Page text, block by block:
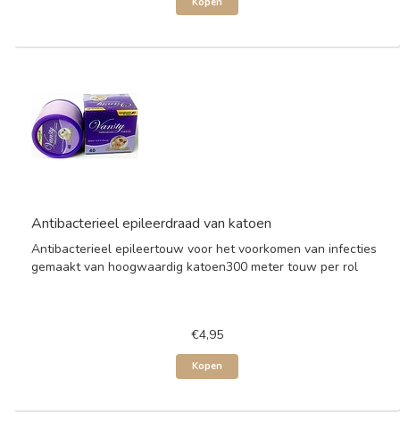
Antibacterieel epileerdraad van katoen
Antibacterieel epileertouw voor het voorkomen van infecties
gemaakt van hoogwaardig katoen300 meter touw per rol
€4,95
Kopen